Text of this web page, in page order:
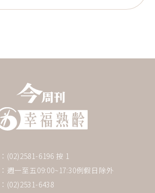
(02)2581-6196 按 1
週一至五09:00~17:30例假日除外
(02)2531-6438